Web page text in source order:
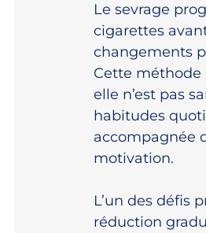
Le sevrage
cigarettes
changements
Cette méthode
elle n’est pas
habitudes
accompagnée
motivation.
L’un des défis
réduction